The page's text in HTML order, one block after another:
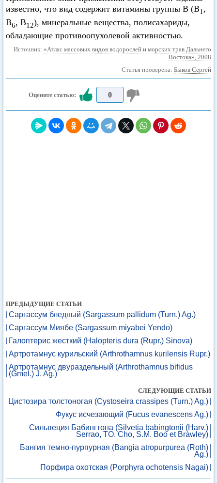
известно, что вид содержит витамины группы В (В1 ,
В6, B12), минеральные вещества, полисахариды,
обладающие противоопухолевой активностью.
Источник: «Атлас массовых видов водорослей и морских трав Дальнего
Востока», 2008
Статья проверена: Быков Сергей
Оцените статью: 0
ПРЕДЫДУЩИЕ СТАТЬИ
Саргассум бледный (Sargassum pallidum (Turn.) Ag.)
Саргассум Миябе (Sargassum miyabei Yendo)
Галоптерис жесткий (Halopteris dura (Rupr.) Sinova)
Артротамнус курильский (Arthrothamnus kurilensis Rupr.)
Артротамнус двураздельный (Arthrothamnus bifidus
(Gmel.) J. Ag.)
СЛЕДУЮЩИЕ СТАТЬИ
Цистозира толстоногая (Cystoseira crassipes (Turn.) Ag.)
Фукус исчезающий (Fucus evanescens Ag.)
Сильвеция Бабингтона (Silvetia babingtonii (Harv.)
Serrao, TO. Cho, S.M. Boo et Brawley)
Бангия темно-пурпурная (Bangia atropurpurea (Roth)
Ag.)
Порфира охотская (Porphyra ochotensis Nagai)